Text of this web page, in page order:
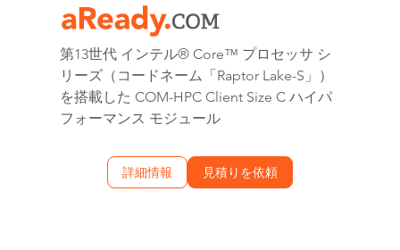
第13世代 インテル® Core™ プロセッサ シ
リーズ（コードネーム「Raptor Lake-S」）
を搭載した COM-HPC Client Size C ハイパ
フォーマンス モジュール
詳細情報 見積りを依頼